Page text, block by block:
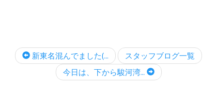
新東名混んでました(...
スタッフブログ一覧
今日は、下から駿河湾...